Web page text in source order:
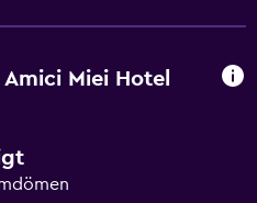
Miei Hotel